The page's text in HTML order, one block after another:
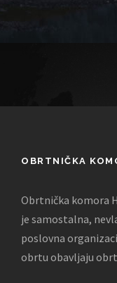
OBRTNIČKA
Obrtnička komora
je samostalna,
poslovna
obrtu obavljaju